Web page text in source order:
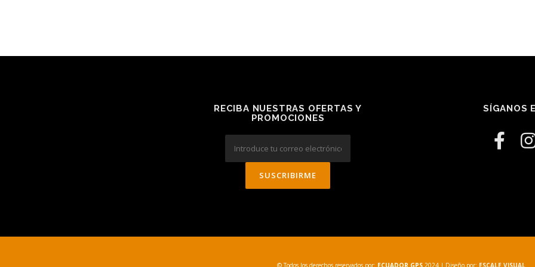
RECIBA NUESTRAS OFERTAS Y
PROMOCIONES
SÍGANOS
© Todos los derechos reservados por: ECUADOR GPS 2024 | Diseño por: ESCALE VISUAL